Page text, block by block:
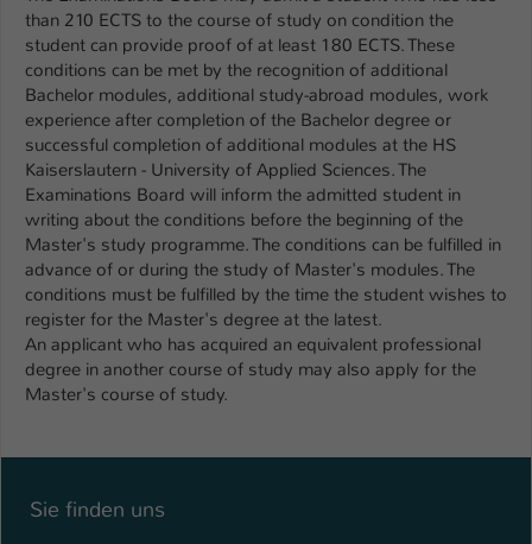
than 210 ECTS to the course of study on condition the
student can provide proof of at least 180 ECTS. These
conditions can be met by the recognition of additional
Bachelor modules, additional study-abroad modules, work
experience after completion of the Bachelor degree or
successful completion of additional modules at the HS
Kaiserslautern - University of Applied Sciences. The
Examinations Board will inform the admitted student in
writing about the conditions before the beginning of the
Master's study programme. The conditions can be fulfilled in
advance of or during the study of Master's modules. The
conditions must be fulfilled by the time the student wishes to
register for the Master's degree at the latest.
An applicant who has acquired an equivalent professional
degree in another course of study may also apply for the
Master's course of study.
Sie finden uns
Zweck
Einstellungen. Unter anderem eine zufällig
generierte ID, für die historische
Speicherung Ihrer vorgenommen
Einstellungen, falls der Webseiten-
Betreiber dies eingestellt hat.
Name fe_typo_user / PHPSESSID
Anbieter TYPO3
Laufzeit 1 Woche
Dieses Cookie ist ein Standard-Session-
Cookie von TYPO3. Es speichert im Fall
eines Intranet-Logins die Session-ID. So